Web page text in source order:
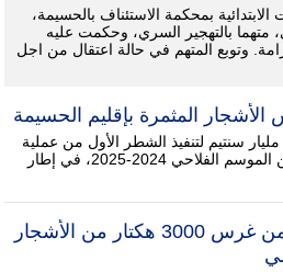
الابتدائية بمحكمة الاستئناف بالحسيمة،
متهما بالتهجير السري، وحكمت عليه
وتوبع المتهم في حالة اعتقال من اجل
خصصت وزارة الفلاحة ميزانية تصل إلى 3.4 مليار سنتيم لتنفيذ الشطر الأول من عملية
غرس الأشجار المثمرة بإقليم الحسيمة، ضمن الموسم الفلاحي 2024-2025، في إطار
الحنودي: اقليم الحسيمة سيستفيد من غرس 3000 هكتار من الأشجار